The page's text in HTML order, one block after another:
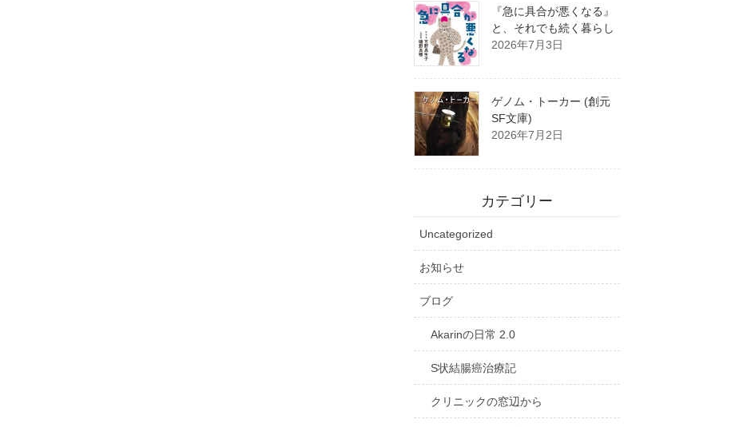
『急に具合が悪くなる』
と、それでも続く暮らし
2026年7月3日
ゲノム・トーカー (創元
SF文庫)
2026年7月2日
カテゴリー
Uncategorized
お知らせ
ブログ
Akarinの日常 2.0
S状結腸癌治療記
クリニックの窓辺から